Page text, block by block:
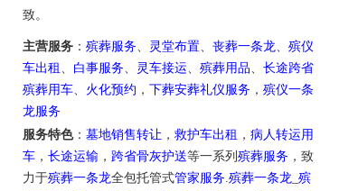
致。
主营服务 ： 殡葬服务 灵堂布置 丧葬一条龙
殡仪
车出租
白事服务 灵车接运 殡葬用品
长途跨省
殡葬用车
火化预约 ， 下葬安葬礼仪服务 ， 殡仪一条
龙服务
服务特色： 墓地销售转让 ， 救护车出租 ， 病人转运用
车 ， 长途运输 ， 跨省骨灰护送等一系列 殡葬服务 ，致
力于殡葬一条龙全包托管式管家服务 殡葬一条龙 殡